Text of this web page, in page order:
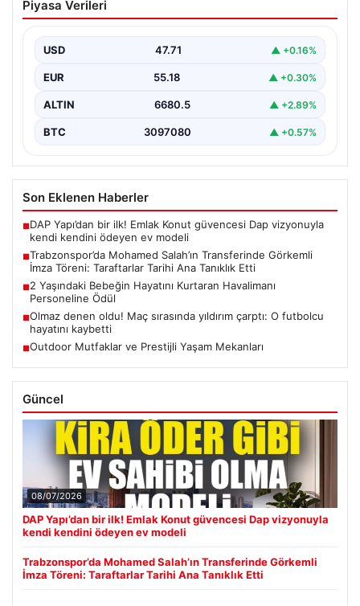
Transferinde Görkemli İmza Töreni:
Trabzonspor, dünya futbolunun yıldız isimlerinden
yaşıyor. Yoğun ilgiyle karşılanan…
Piyasa Verileri
USD 47.71 ▲ +0.16%
EUR 55.18 ▲ +0.30%
ALTIN 6680.5 ▲ +2.89%
BTC 3097080 ▲ +0.57%
Son Eklenen Haberler
■DAP Yapı’dan bir ilk! Emlak Konut güvencesi Dap vizyonuyla
kendi kendini ödeyen ev modeli
■Trabzonspor’da Mohamed Salah’ın Transferinde Görkemli
İmza Töreni: Taraftarlar Tarihi Ana Tanıklık Etti
■2 Yaşındaki Bebeğin Hayatını Kurtaran Havalimanı
Personeline Ödül
■Olmaz denen oldu! Maç sırasında yıldırım çarptı: O futbolcu
hayatını kaybetti
■Outdoor Mutfaklar ve Prestijli Yaşam Mekanları
Güncel
08/07/2026
DAP Yapı’dan bir ilk! Emlak Konut güvencesi Dap vizyonuyla
kendi kendini ödeyen ev modeli
Trabzonspor’da Mohamed Salah’ın Transferinde Görkemli
İmza Töreni: Taraftarlar Tarihi Ana Tanıklık Etti